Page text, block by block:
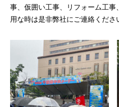
事、仮囲い工事、リフォーム工
用な時は是非弊社にご連絡くださ